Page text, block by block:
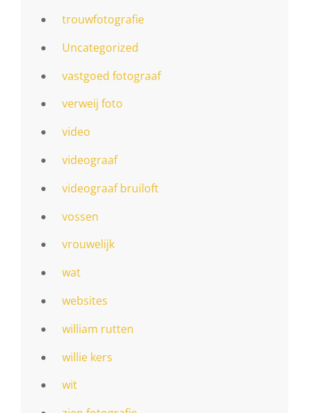
trouwfotografie
Uncategorized
vastgoed fotograaf
verweij foto
video
videograaf
videograaf bruiloft
vossen
vrouwelijk
wat
websites
william rutten
willie kers
wit